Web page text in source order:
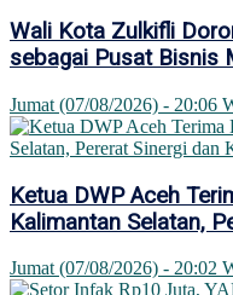
Wali Kota Zulkifli
sebagai Pusat Bisnis
Jumat (07/08/2026) - 20:06
Ketua DWP Aceh
Kalimantan Selatan,
Jumat (07/08/2026) - 20:02